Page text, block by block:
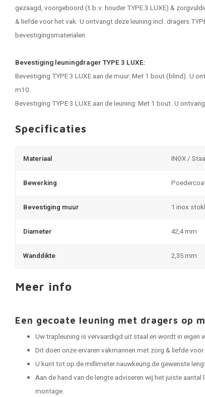
gezaagd, voorgeboord (t.b.v. houder TYPE 3 LUXE) &
& liefde voor het vak. U ontvangt deze leuning incl. dragers
bevestigingsmaterialen.
Bevestiging leuningdrager TYPE 3 LUXE:
Bevestiging TYPE 3 LUXE aan de muur: Met 1 bout (blind). U
m10.
Bevestiging TYPE 3 LUXE aan de leuning: Met 1 bout. U
Specificaties
Materiaal INOX /
Bewerking
Bevestiging muur 1 inox
Diameter 42,4 mm
Wanddikte 2,35 mm
Meer info
Een gecoate leuning met dragers op
Uw trapleuning is vervaardigd uit staal en wordt in
Dit doen onze ervaren vakmannen met zorg & liefde
U kunt tot op de millimeter nauwkeurig de gewenste
Aan de hand van de lengte adviseren wij het juiste
montage.